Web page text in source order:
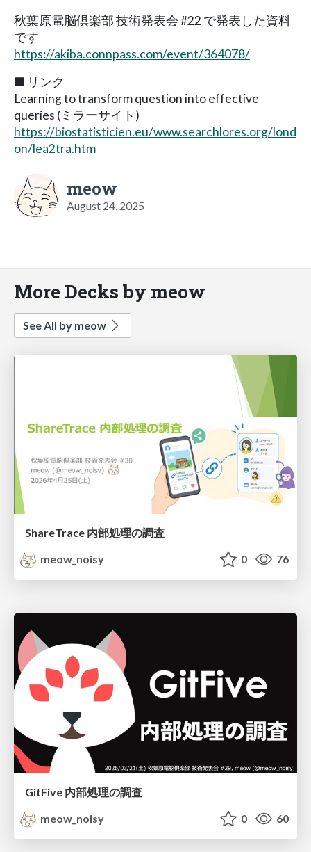
秋葉原電脳倶楽部 技術発表会 #22 で発表した資料
です
https://akiba.connpass.com/event/364078/
■ リンク
Learning to transform question into effective
queries (ミラーサイト)
https://biostatisticien.eu/www.searchlores.org/lond
on/lea2tra.htm
meow
August 24, 2025
More Decks by meow
See All by meow
ShareTrace 内部処理の調査
meow_noisy
0 76
GitFive 内部処理の調査
meow_noisy
0 60